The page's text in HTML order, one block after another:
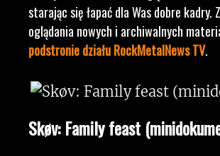
starając się łapać dla Was dobre kadry.
oglądania nowych i archiwalnych
podstronie działu RockMetalNews TV.
Skøv: Family feast